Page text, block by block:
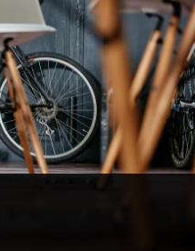
Weinberge | Uriger